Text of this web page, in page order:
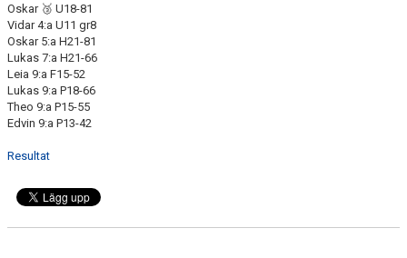
SPONSORER
MEDLEMSKAP
KALENDER
WEBSHOP
Oskar 🥉 U18-81
Vidar 4:a U11 gr8
Oskar 5:a H21-81
Lukas 7:a H21-66
Leia 9:a F15-52
Lukas 9:a P18-66
Theo 9:a P15-55
Edvin 9:a P13-42
Resultat